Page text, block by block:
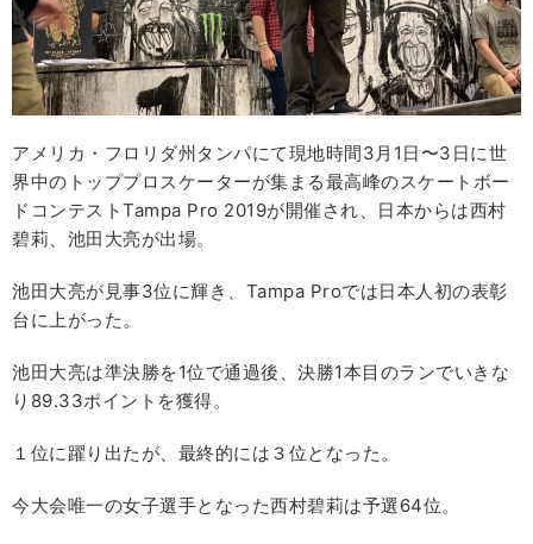
アメリカ・フロリダ州タンパにて現地時間3月1日〜3日に世
界中のトッププロスケーターが集まる最高峰のスケートボー
ドコンテストTampa Pro 2019が開催され、日本からは西村
碧莉、池田大亮が出場。
池田大亮が見事3位に輝き、Tampa Proでは日本人初の表彰
台に上がった。
池田大亮は準決勝を1位で通過後、決勝1本目のランでいきな
り89.33ポイントを獲得。
１位に躍り出たが、最終的には３位となった。
今大会唯一の女子選手となった西村碧莉は予選64位。